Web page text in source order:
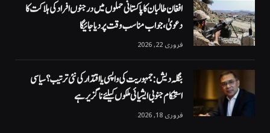
افغان طالبان کا پاکستانی حملوں میں درجنوں افراد کی ہلاکت کا
دعویٰ، جواب مناسب وقت پر دیا جائیگا
فروری 22, 2026
بنگلہ دیش: جمہوریت کی واپسی یا اقتدار کی نئی ترتیب؟ سیاسی
استحکام جنوبی ایشیائی ملکوں کیلئے ناگزیر ہے
فروری 18, 2026